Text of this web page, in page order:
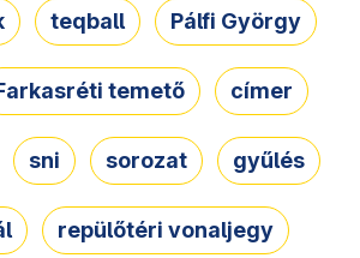
teqball Pálfi György
temető címer
sni sorozat gyűlés
repülőtéri vonaljegy